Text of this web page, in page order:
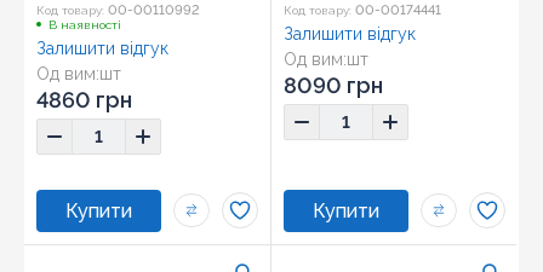
Код товару: 00-00110992
В наявності
Од вим:шт
Залишити відгук
4860 грн
Код товару: 00-00174441
Од вим:шт
Залишити відгук
8090 грн